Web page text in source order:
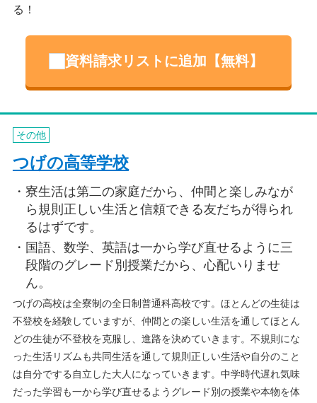
る！
資料請求リストに追加【無料】
その他
つげの高等学校
寮生活は第二の家庭だから、仲間と楽しみなが
ら規則正しい生活と信頼できる友だちが得られ
るはずです。
国語、数学、英語は一から学び直せるように三
段階のグレード別授業だから、心配いりませ
ん。
つげの高校は全寮制の全日制普通科高校です。ほとんどの生徒は
不登校を経験していますが、仲間との楽しい生活を通してほとん
どの生徒が不登校を克服し、進路を決めていきます。不規則にな
った生活リズムも共同生活を通して規則正しい生活や自分のこと
は自分でする自立した大人になっていきます。中学時代遅れ気味
だった学習も一から学び直せるようグレード別の授業や本物を体